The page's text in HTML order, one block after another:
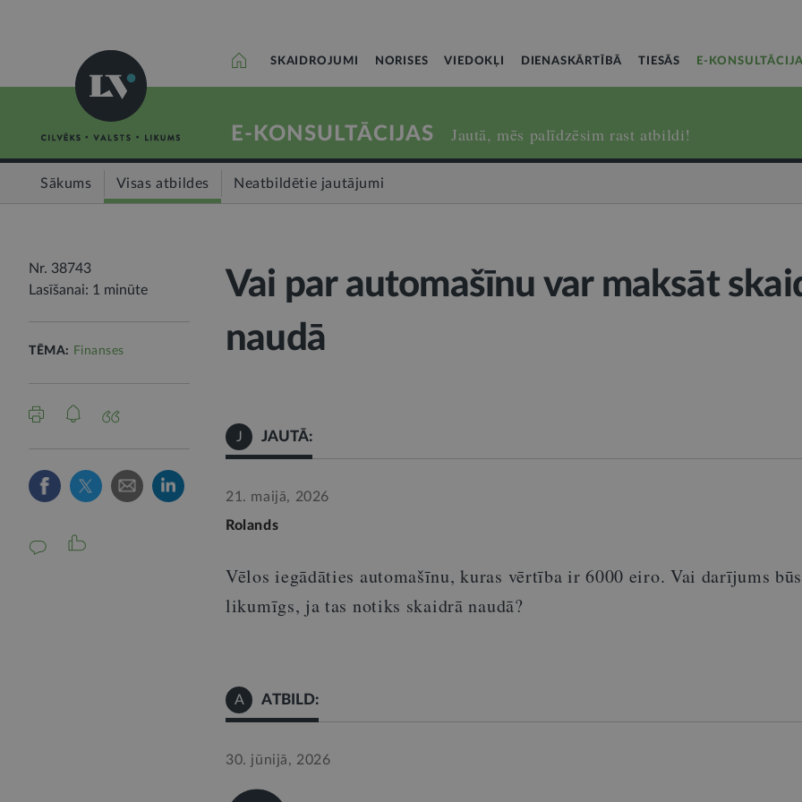
SKAIDROJUMI NORISES VIEDOKĻI DIENASKĀRTĪBĀ TIESĀS E-
E-KONSULTĀCIJAS Jautā, mēs palīdzēsim rast atbildi!
Sākums Visas atbildes Neatbildētie jautājumi
Nr. 38743
Lasīšanai: 1 minūte
TĒMA: Finanses
Vai par automašīnu var maksāt
naudā
J JAUTĀ:
21. maijā, 2026
Rolands
Vēlos iegādāties automašīnu, kuras vērtība ir 6000 eiro. Vai darījums būs
likumīgs, ja tas notiks skaidrā naudā?
A ATBILD:
30. jūnijā, 2026